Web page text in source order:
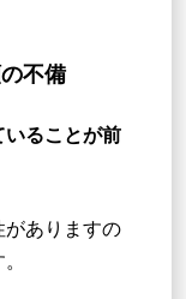
不備
いることが前
がありますの